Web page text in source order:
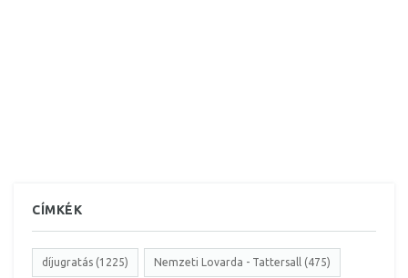
CÍMKÉK
díjugratás (1225) Nemzeti Lovarda - Tattersall (475)